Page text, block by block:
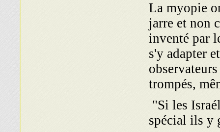
La myopie
jarre et non
inventé par
s'y adapter
trompés,
"Si les
spécial ils y